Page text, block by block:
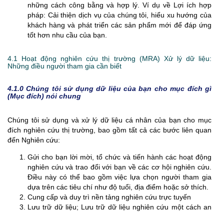
những cách công bằng và hợp lý. Ví dụ về Lợi ích hợp
pháp: Cải thiện dịch vụ của chúng tôi, hiểu xu hướng của
khách hàng và phát triển các sản phẩm mới để đáp ứng
tốt hơn nhu cầu của bạn.
4.1 Hoạt động nghiên cứu thị trường (MRA) Xử lý dữ liệu:
Những điều người tham gia cần biết
4.1.0Chúng tôi sử dụng dữ liệu của bạn cho mục đích gì
(Mục đích) nói chung
Chúng tôi sử dụng và xử lý dữ liệu cá nhân của bạn cho mục
đích nghiên cứu thị trường, bao gồm tất cả các bước liên quan
đến Nghiên cứu:
Gửi cho bạn lời mời, tổ chức và tiến hành các hoạt động
nghiên cứu và trao đổi với bạn về các cơ hội nghiên cứu.
Điều này có thể bao gồm việc lựa chọn người tham gia
dựa trên các tiêu chí như độ tuổi, địa điểm hoặc sở thích.
Cung cấp và duy trì nền tảng nghiên cứu trực tuyến
Lưu trữ dữ liệu; Lưu trữ dữ liệu nghiên cứu một cách an